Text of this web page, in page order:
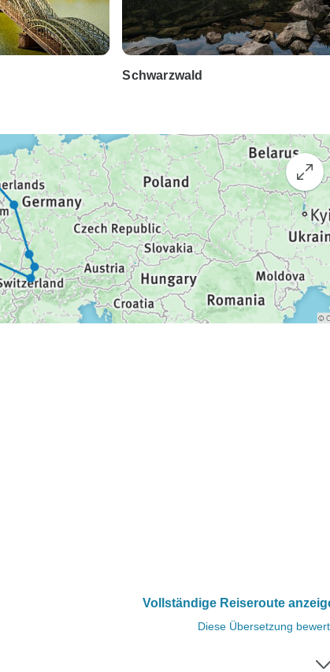
Schwarzwald
Vollständige Reiseroute
Diese Übersetzung